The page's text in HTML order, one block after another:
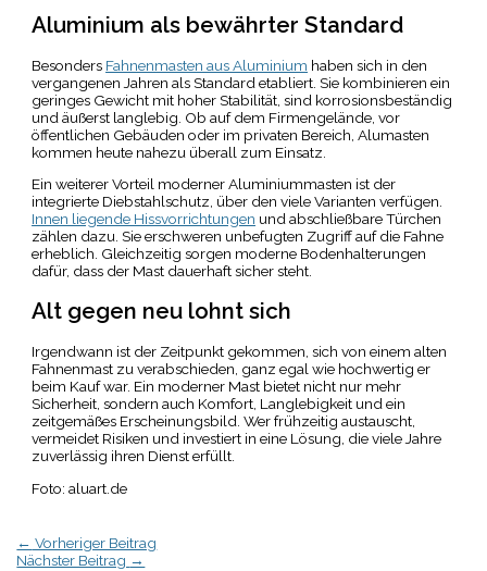
Aluminium als bewährter Standard
Besonders Fahnenmasten aus Aluminium haben sich in den
vergangenen Jahren als Standard etabliert. Sie kombinieren ein
geringes Gewicht mit hoher Stabilität, sind korrosionsbeständig
und äußerst langlebig. Ob auf dem Firmengelände, vor
öffentlichen Gebäuden oder im privaten Bereich, Alumasten
kommen heute nahezu überall zum Einsatz.
Ein weiterer Vorteil moderner Aluminiummasten ist der
integrierte Diebstahlschutz, über den viele Varianten verfügen.
Innen liegende Hissvorrichtungen und abschließbare Türchen
zählen dazu. Sie erschweren unbefugten Zugriff auf die Fahne
erheblich. Gleichzeitig sorgen moderne Bodenhalterungen
dafür, dass der Mast dauerhaft sicher steht.
Alt gegen neu lohnt sich
Irgendwann ist der Zeitpunkt gekommen, sich von einem alten
Fahnenmast zu verabschieden, ganz egal wie hochwertig er
beim Kauf war. Ein moderner Mast bietet nicht nur mehr
Sicherheit, sondern auch Komfort, Langlebigkeit und ein
zeitgemäßes Erscheinungsbild. Wer frühzeitig austauscht,
vermeidet Risiken und investiert in eine Lösung, die viele Jahre
zuverlässig ihren Dienst erfüllt.
Foto: aluart.de
← Vorheriger Beitrag
Nächster Beitrag →